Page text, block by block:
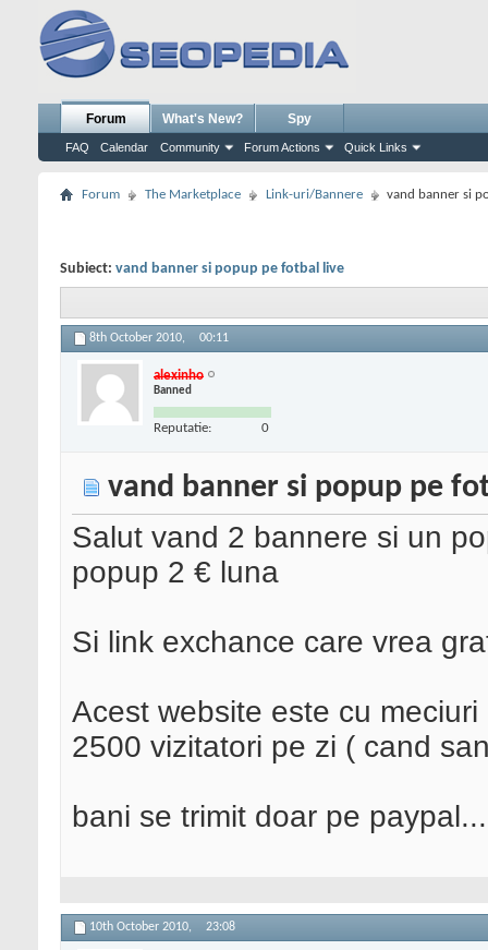
Forum
FAQ Calendar Community Forum Actions Quick Links
What's New? Spy
Forum The Marketplace Link-uri/Bannere vand banner si
Subiect: vand banner si popup pe fotbal live
8th October 2010, 00:11
alexinho
Banned
Reputatie: 0
vand banner si popup pe
Salut vand 2 bannere si un
popup 2 € luna
Si link exchance care vrea
Acest website este cu
2500 vizitatori pe zi ( cand
bani se trimit doar pe
10th October 2010, 23:08